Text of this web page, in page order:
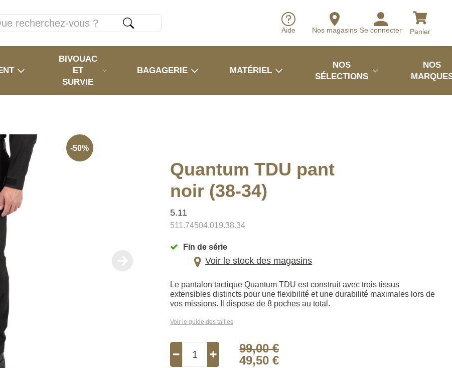
Aide Nos magasins Se connecter Panier
BIVOUAC
ET
SURVIE
BAGAGERIE MATÉRIEL
NOS
SÉLECTIONS
NOS
-50%
Quantum TDU pant
noir (38-34)
5.11
511.74504.019.38.34
Fin de série
Voir le stock des magasins
Le pantalon tactique Quantum TDU est construit avec trois tissus
extensibles distincts pour une flexibilité et une durabilité maximales lors de
vos missions. Il dispose de 8 poches au total.
Voir le guide des tailles
99,00 €
49,50 €